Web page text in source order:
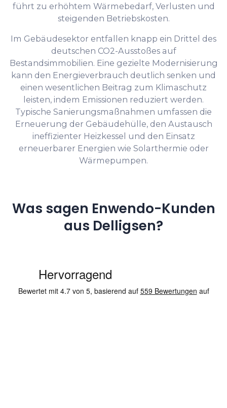
führt zu erhöhtem Wärmebedarf, Verlusten und
steigenden Betriebskosten.
Im Gebäudesektor entfallen knapp ein Drittel des
deutschen CO2-Ausstoßes auf
Bestandsimmobilien. Eine gezielte Modernisierung
kann den Energieverbrauch deutlich senken und
einen wesentlichen Beitrag zum Klimaschutz
leisten, indem Emissionen reduziert werden.
Typische Sanierungsmaßnahmen umfassen die
Erneuerung der Gebäudehülle, den Austausch
ineffizienter Heizkessel und den Einsatz
erneuerbarer Energien wie Solarthermie oder
Wärmepumpen.
Was sagen Enwendo-Kunden
aus Delligsen?